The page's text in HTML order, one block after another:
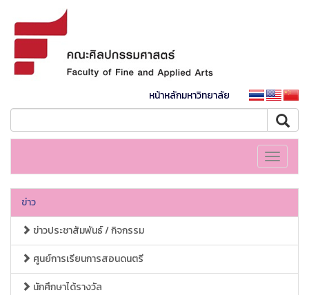
หน้าหลักมหาวิทยาลัย
Toggle
ข่าว
ข่าวประชาสัมพันธ์ / กิจกรรม
ศูนย์การเรียนการสอนดนตรี
นักศึกษาได้รางวัล